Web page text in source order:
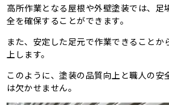
高所作業となる屋根や外壁塗装では、足
全を確保することができます。
また、安定した足元で作業できることか
上します。
このように、塗装の品質向上と職人の安
は欠かせません。